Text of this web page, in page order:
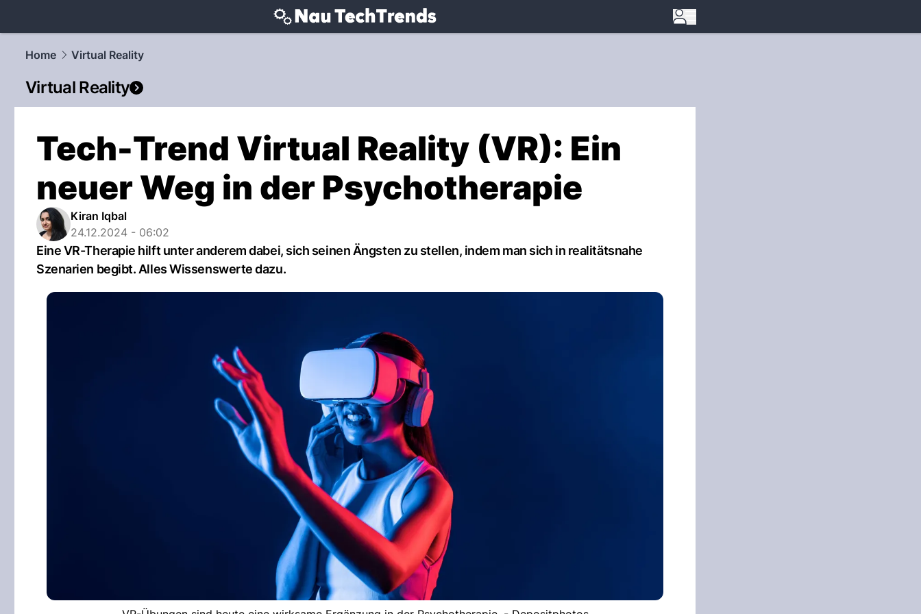
techtrends.NAU.ch
Home
Virtual Reality
Virtual Reality
Tech-Trend Virtual Reality (VR): Ein
neuer Weg in der Psychotherapie
Kiran Iqbal
24.12.2024 - 06:02
Eine VR-Therapie hilft unter anderem dabei, sich seinen Ängsten zu stellen, indem man sich in realitätsnahe
Szenarien begibt. Alles Wissenswerte dazu.